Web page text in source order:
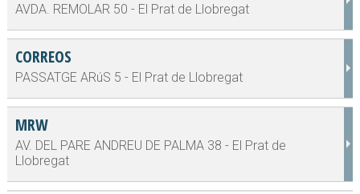
AVDA. REMOLAR 50 - El Prat de Llobregat
CORREOS
PASSATGE ARúS 5 - El Prat de Llobregat
MRW
AV. DEL PARE ANDREU DE PALMA 38 - El Prat de
Llobregat